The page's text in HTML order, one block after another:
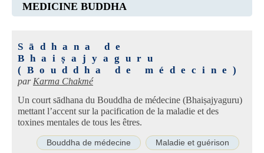
MEDICINE BUDDHA
Sādhana de
Bhaiṣajyaguru
(Bouddha de médecine)
parKarma Chakmé
Un court sādhana du Bouddha de médecine (Bhaiṣajyaguru)
mettant l’accent sur la pacification de la maladie et des
toxines mentales de tous les êtres.
Bouddha de médecine Maladie et guérison